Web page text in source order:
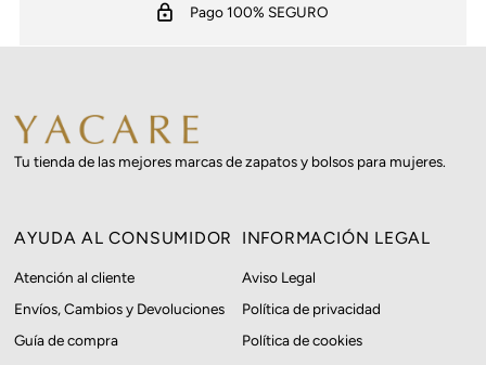
Pago 100% SEGURO
Tu tienda de las mejores marcas de zapatos y bolsos para mujeres.
AYUDA AL CONSUMIDOR
Atención al cliente
Envíos, Cambios y Devoluciones
Guía de compra
INFORMACIÓN LEGAL
Aviso Legal
Política de privacidad
Política de cookies